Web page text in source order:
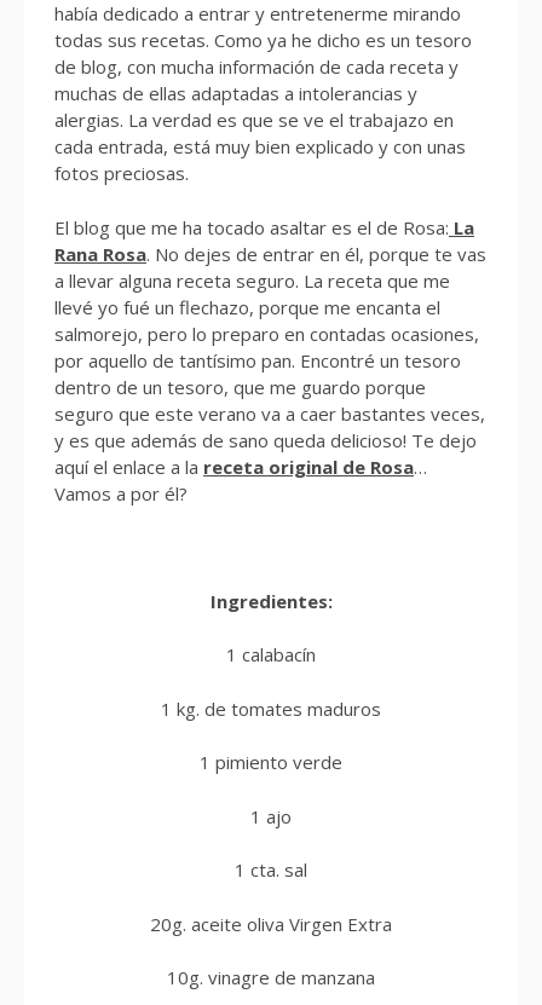
había dedicado a entrar y entretenerme mirando
todas sus recetas. Como ya he dicho es un tesoro
de blog, con mucha información de cada receta y
muchas de ellas adaptadas a intolerancias y
alergias. La verdad es que se ve el trabajazo en
cada entrada, está muy bien explicado y con unas
fotos preciosas.
El blog que me ha tocado asaltar es el de Rosa: La
Rana Rosa. No dejes de entrar en él, porque te vas
a llevar alguna receta seguro. La receta que me
llevé yo fué un flechazo, porque me encanta el
salmorejo, pero lo preparo en contadas ocasiones,
por aquello de tantísimo pan. Encontré un tesoro
dentro de un tesoro, que me guardo porque
seguro que este verano va a caer bastantes veces,
y es que además de sano queda delicioso! Te dejo
aquí el enlace a la receta original de Rosa…
Vamos a por él?
Ingredientes:
1 calabacín
1 kg. de tomates maduros
1 pimiento verde
1 ajo
1 cta. sal
20g. aceite oliva Virgen Extra
10g. vinagre de manzana